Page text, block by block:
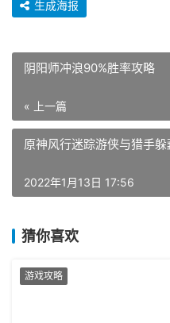
生成海报
阴阳师冲浪90%胜率攻略
« 上一篇
原神风行迷踪游侠与猎手
2022年1月13日 17:56
猜你喜欢
游戏攻略